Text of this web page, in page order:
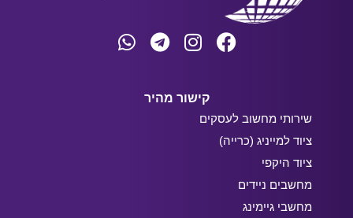
קישור מהיר
שירותי מחשוב לעסקים
ציוד למייניג (כרייה)
ציוד היקפי
מחשבים ניידים
מחשבי גיימינג